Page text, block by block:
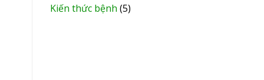
Kiến thức bệnh (5)